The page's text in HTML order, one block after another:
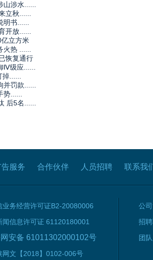
山涉水......
立秋......
明书......
开放......
立方米
火热 ......
恢复通行
Ⅳ级应......
掉......
并罚款......
势......
后5名......
告服务 合作伙伴 人员招聘 联系我
业务经营许可证B2-20080006
闻信息许可证 61120180001
安备 61011302000102号
网文【2018】0102-006号
公
招
团